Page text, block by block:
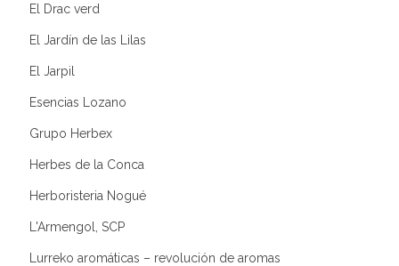
El Drac verd
El Jardín de las Lilas
El Jarpil
Esencias Lozano
Grupo Herbex
Herbes de la Conca
Herboristeria Nogué
L'Armengol, SCP
Lurreko aromáticas – revolución de aromas